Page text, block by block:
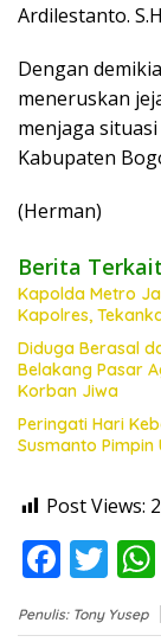
Ardilestanto.
Dengan
meneruskan
menjaga
Kabupaten
(Herman)
Berita Terkait
Kapolda Metro
Kapolres,
Diduga Berasal
Belakang Pasar
Korban Jiwa
Peringati Hari
Susmanto
Post Views:
F
ac
T
w
Penulis: Tony Yusep